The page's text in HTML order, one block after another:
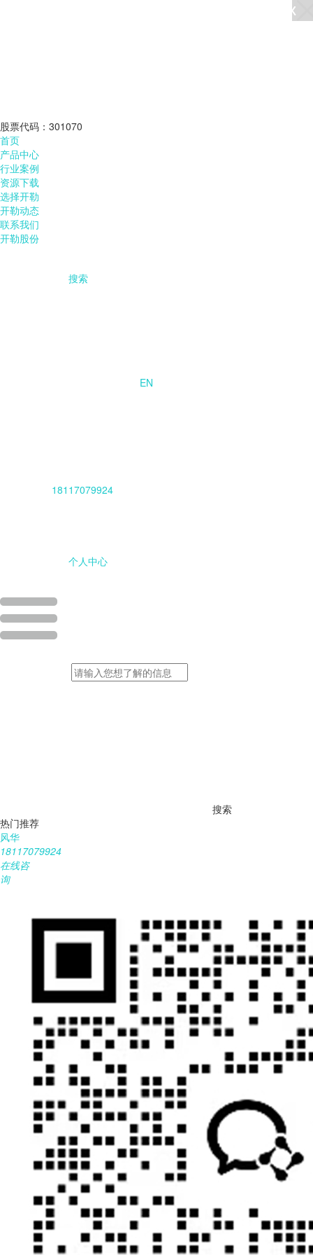
股票代码：301070
首页
产品中心
行业案例
资源下载
选择开勒
开勒动态
联系我们
开勒股份
搜索
EN
18117079924
个人中心
搜索
热门推荐
风华
18117079924
在线咨
询